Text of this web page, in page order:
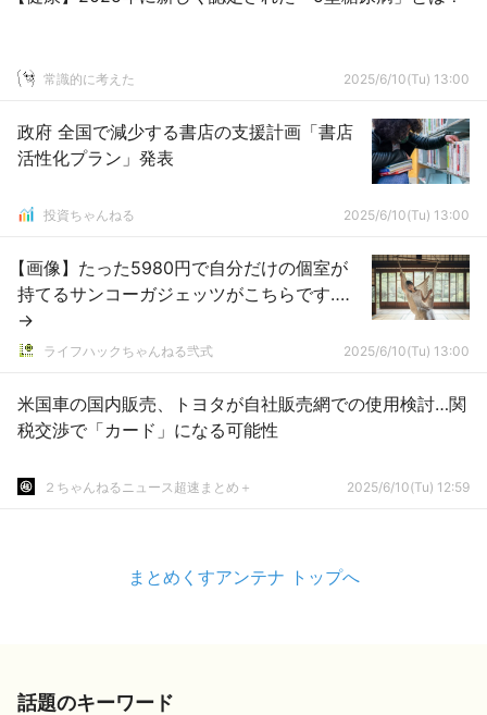
常識的に考えた 2025/6/10(Tu) 13:00
政府 全国で減少する書店の支援計画「書店
活性化プラン」発表
投資ちゃんねる 2025/6/10(Tu) 13:00
【画像】たった5980円で自分だけの個室が
持てるサンコーガジェッツがこちらです‥‥
→
ライフハックちゃんねる弐式 2025/6/10(Tu) 13:00
米国車の国内販売、トヨタが自社販売網での使用検討…関
税交渉で「カード」になる可能性
２ちゃんねるニュース超速まとめ＋ 2025/6/10(Tu) 12:59
まとめくすアンテナ トップへ
話題のキーワード